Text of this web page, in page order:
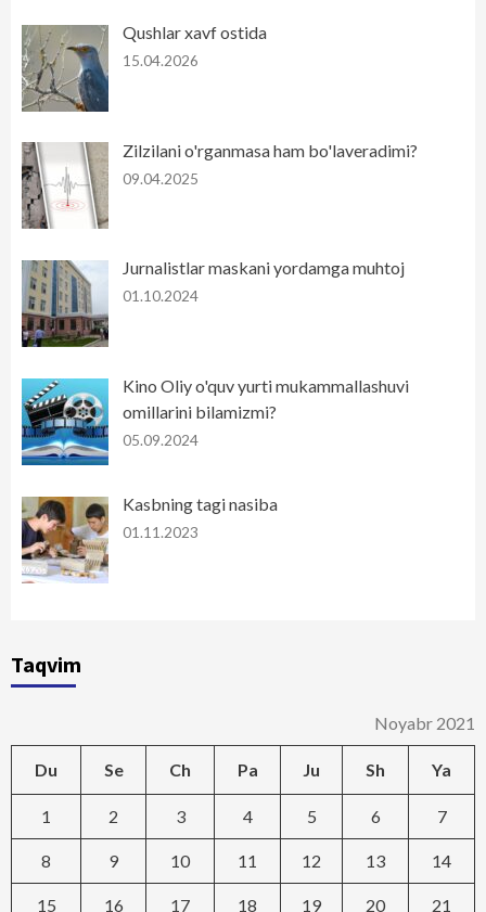
Qushlar xavf ostida
15.04.2026
Zilzilani o'rganmasa ham bo'laveradimi?
09.04.2025
Jurnalistlar maskani yordamga muhtoj
01.10.2024
Kino Oliy o'quv yurti mukammallashuvi
omillarini bilamizmi?
05.09.2024
Kasbning tagi nasiba
01.11.2023
Taqvim
Noyabr 2021
Du Se Ch Pa Ju Sh Ya
1 2 3 4 5 6 7
8 9 10 11 12 13 14
15 16 17 18 19 20 21